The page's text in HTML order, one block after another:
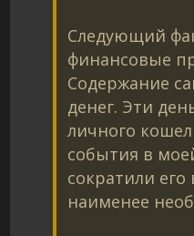
Следующий
финансовые
Содержание
денег. Эти
личного
события в
сократили его
наименее